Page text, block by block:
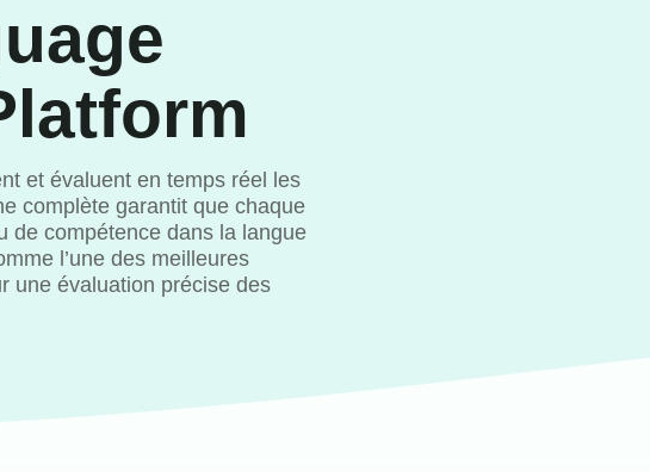
et évaluent en temps réel les
complète garantit que chaque
de compétence dans la langue
l’une des meilleures
une évaluation précise des